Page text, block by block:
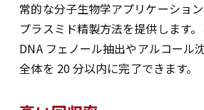
常的な分子生物学アプリケーショ
プラスミド精製方法を提供します。
DNA フェノール抽出やアルコール
全体を 20 分以内に完了できます。